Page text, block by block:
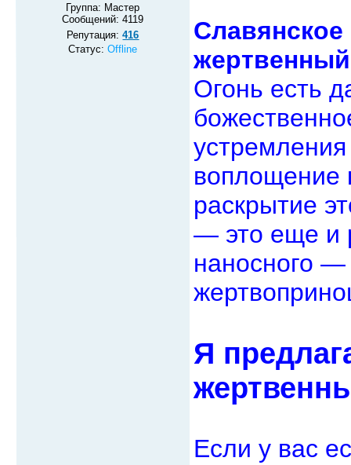
Группа: Мастер
Сообщений:4119
Репутация:416
Статус:Offline
Славянское
Огонь есть
воплощение
раскрытие
— это еще и
наносного —
Я
Если у вас